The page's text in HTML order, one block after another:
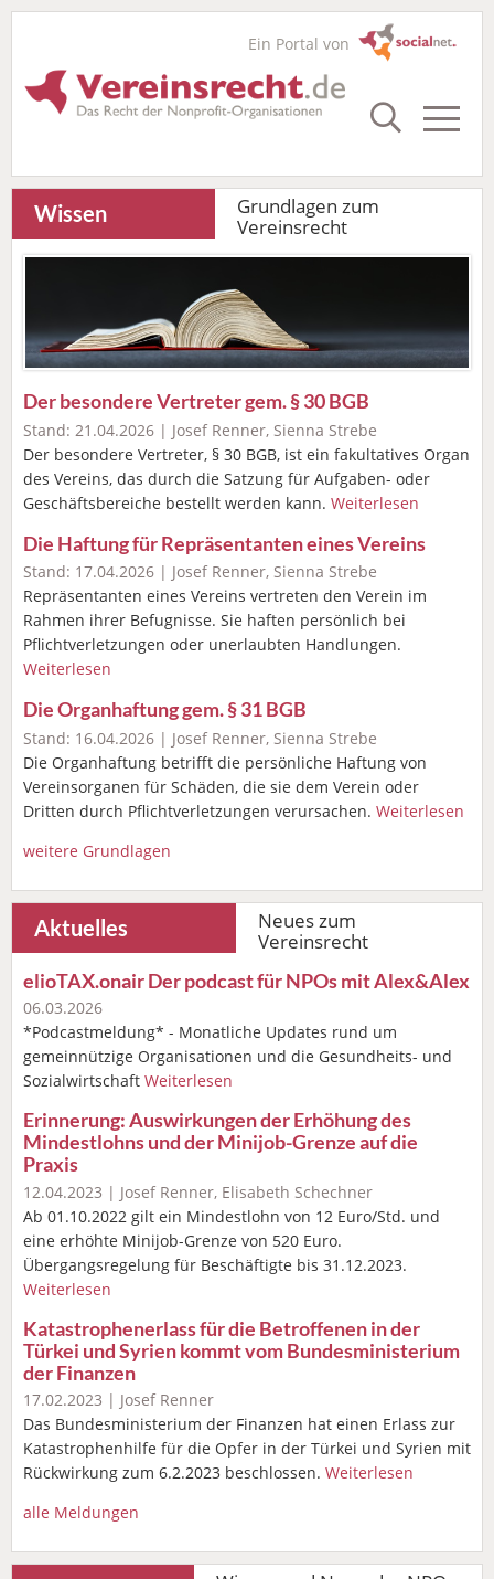
Ein Portal von
Wissen
Grundlagen zum
Vereinsrecht
Der besondere Vertreter gem. § 30 BGB
Stand: 21.04.2026 | Josef Renner, Sienna Strebe
Der besondere Vertreter, § 30 BGB, ist ein fakultatives Organ
des Vereins, das durch die Satzung für Aufgaben- oder
Geschäftsbereiche bestellt werden kann. Weiterlesen
Die Haftung für Repräsentanten eines Vereins
Stand: 17.04.2026 | Josef Renner, Sienna Strebe
Repräsentanten eines Vereins vertreten den Verein im
Rahmen ihrer Befugnisse. Sie haften persönlich bei
Pflichtverletzungen oder unerlaubten Handlungen.
Weiterlesen
Die Organhaftung gem. § 31 BGB
Stand: 16.04.2026 | Josef Renner, Sienna Strebe
Die Organhaftung betrifft die persönliche Haftung von
Vereinsorganen für Schäden, die sie dem Verein oder
Dritten durch Pflichtverletzungen verursachen. Weiterlesen
weitere Grundlagen
Aktuelles
Neues zum
Vereinsrecht
elioTAX.onair Der podcast für NPOs mit Alex&Alex
06.03.2026
*Podcastmeldung* - Monatliche Updates rund um
gemeinnützige Organisationen und die Gesundheits- und
Sozialwirtschaft Weiterlesen
Erinnerung: Auswirkungen der Erhöhung des
Mindestlohns und der Minijob-Grenze auf die
Praxis
12.04.2023 | Josef Renner, Elisabeth Schechner
Ab 01.10.2022 gilt ein Mindestlohn von 12 Euro/Std. und
eine erhöhte Minijob-Grenze von 520 Euro.
Übergangsregelung für Beschäftigte bis 31.12.2023.
Weiterlesen
Katastrophenerlass für die Betroffenen in der
Türkei und Syrien kommt vom Bundesministerium
der Finanzen
17.02.2023 | Josef Renner
Das Bundesministerium der Finanzen hat einen Erlass zur
Katastrophenhilfe für die Opfer in der Türkei und Syrien mit
Rückwirkung zum 6.2.2023 beschlossen. Weiterlesen
alle Meldungen